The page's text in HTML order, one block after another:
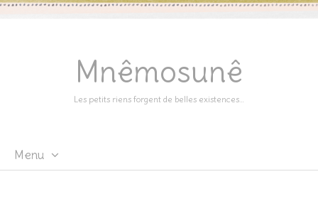
Mnêmosunê
Les petits riens forgent de belles existences…
Menu